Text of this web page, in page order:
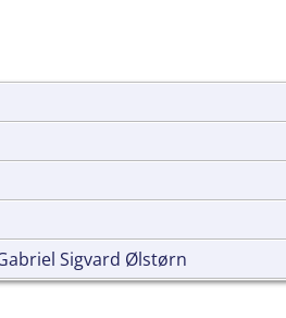
Sigvard Ølstørn